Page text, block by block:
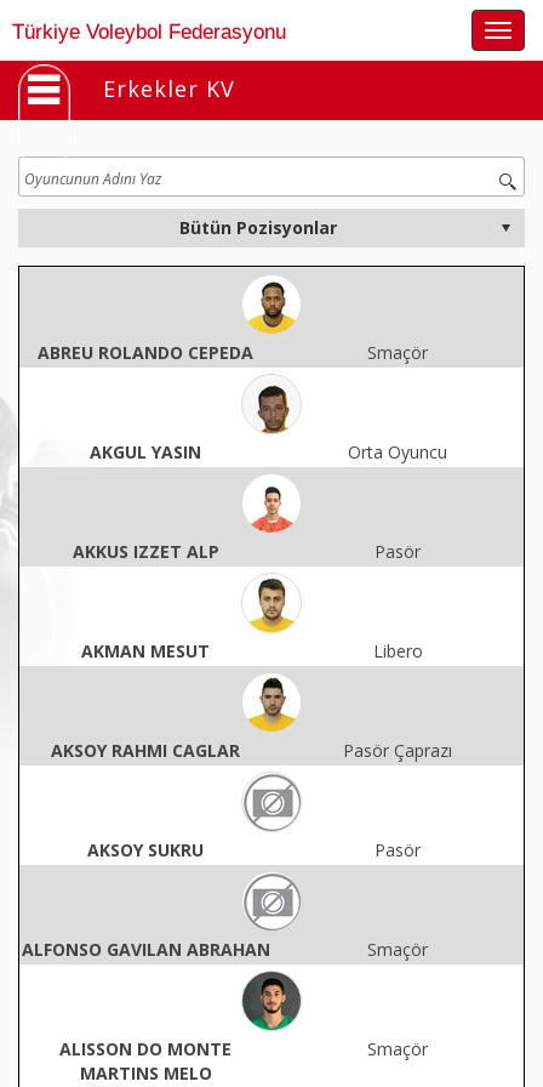
Türkiye Voleybol Federasyonu
Erkekler KV
ABREU ROLANDO CEPEDA Smaçör
AKGUL YASIN Orta Oyuncu
AKKUS IZZET ALP Pasör
AKMAN MESUT Libero
AKSOY RAHMI CAGLAR Pasör Çaprazı
AKSOY SUKRU Pasör
ALFONSO GAVILAN ABRAHAN Smaçör
ALISSON DO MONTE
MARTINS MELO
Smaçör